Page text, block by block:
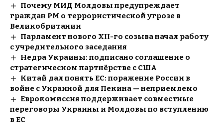
Почему МИД Молдовы предупреждает
граждан РМ о террористической угрозе в
Великобритании
Парламент нового XII-го созыва начал работу
с учредительного заседания
Недра Украины: подписано соглашение о
стратегическом партнёрстве с США
Китай дал понять ЕС: поражение России в
войне с Украиной для Пекина — неприемлемо
Еврокомиссия поддерживает совместные
переговоры Украины и Молдовы по вступлению
в ЕС